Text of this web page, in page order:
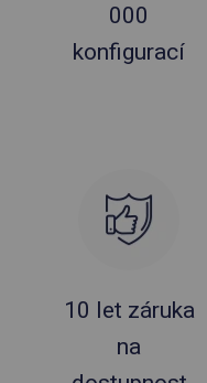
000
konfigurací
10 let záruka
na